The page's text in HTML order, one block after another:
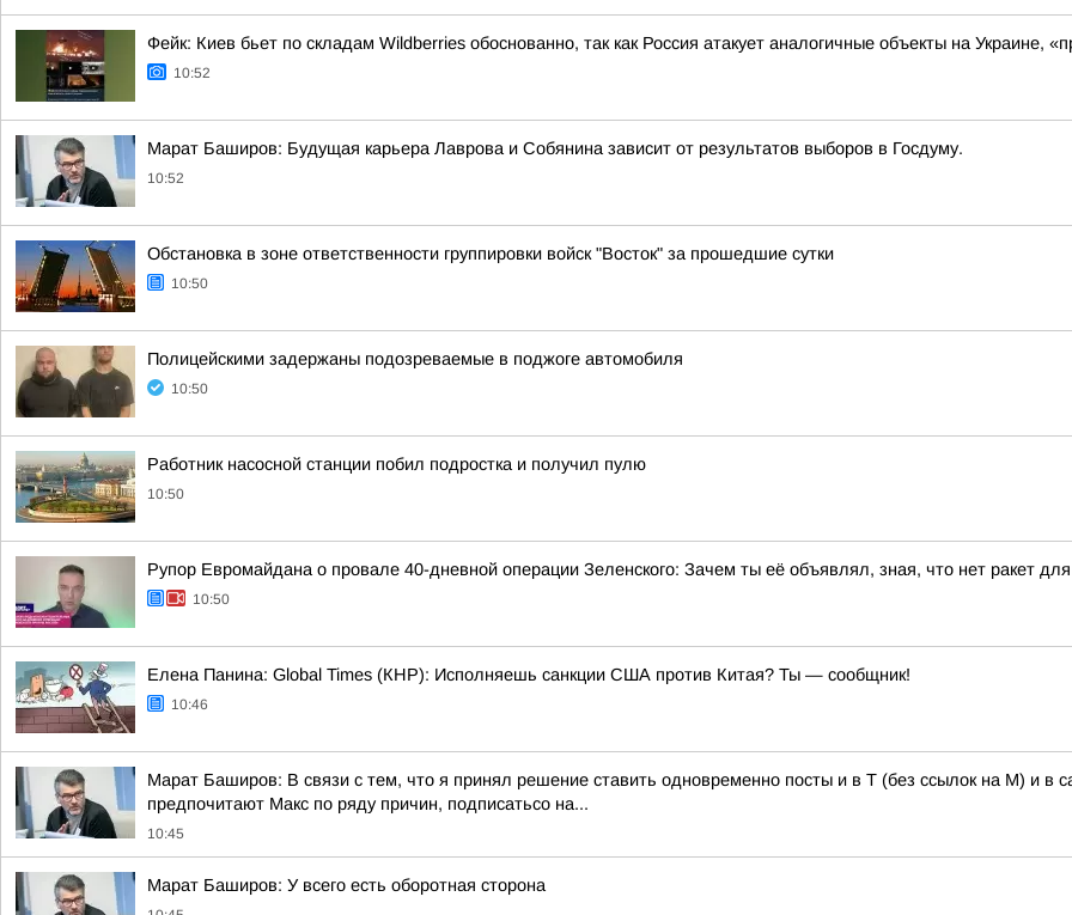
Фейк: Киев бьет по складам Wildberries обоснованно, так как Россия атакует аналогичные объекты на Украине,
10:52
Марат Баширов: Будущая карьера Лаврова и Собянина зависит от результатов выборов в Госдуму.
10:52
Обстановка в зоне ответственности группировки войск "Восток" за прошедшие сутки
10:50
Полицейскими задержаны подозреваемые в поджоге автомобиля
10:50
Работник насосной станции побил подростка и получил пулю
10:50
Рупор Евромайдана о провале 40-дневной операции Зеленского: Зачем ты её объявлял, зная, что нет ракет
10:50
Елена Панина: Global Times (КНР): Исполняешь санкции США против Китая? Ты — сообщник!
10:46
Марат Баширов: В связи с тем, что я принял решение ставить одновременно посты и в Т (без ссылок на М) и в
предпочитают Макс по ряду причин, подписатьсо на...
10:45
Марат Баширов: У всего есть оборотная сторона